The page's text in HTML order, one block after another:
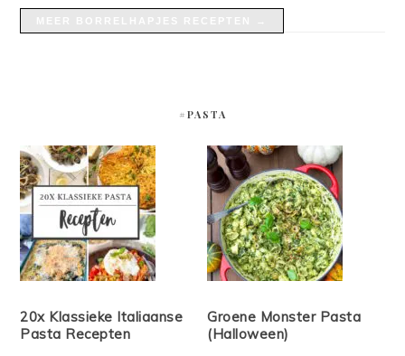
#PASTA
20x Klassieke Italiaanse
Pasta Recepten
Groene Monster Pasta
(Halloween)